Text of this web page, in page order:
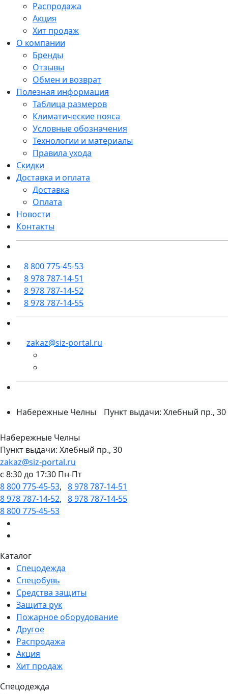
Распродажа
Акция
Хит продаж
О компании
Бренды
Отзывы
Обмен и возврат
Полезная информация
Таблица размеров
Климатические пояса
Условные обозначения
Технологии и материалы
Правила ухода
Скидки
Доставка и оплата
Доставка
Оплата
Новости
Контакты
8 800 775-45-53
8 978 787-14-51
8 978 787-14-52
8 978 787-14-55
zakaz@siz-portal.ru
Набережные Челны Пункт выдачи: Хлебный пр., 30
Набережные Челны
Пункт выдачи: Хлебный пр., 30
zakaz@siz-portal.ru
c 8:30 до 17:30 Пн-Пт
8 800 775-45-53, 8 978 787-14-51
8 978 787-14-52, 8 978 787-14-55
8 800 775-45-53
Каталог
Спецодежда
Спецобувь
Средства защиты
Защита рук
Пожарное оборудование
Другое
Распродажа
Акция
Хит продаж
Спецодежда